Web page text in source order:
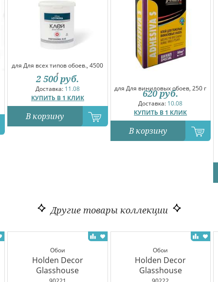
для Для всех типов обоев., 4500
г
Доставка: 11.08
КУПИТЬ В 1 КЛИК
2 500 руб.
В корзину
для Для виниловых обоев, 250 г
Доставка: 10.08
КУПИТЬ В 1 КЛИК
620 руб.
В корзину
Другие товары коллекции
Обои
Holden Decor
Glasshouse
Обои
Holden Decor
Glasshouse